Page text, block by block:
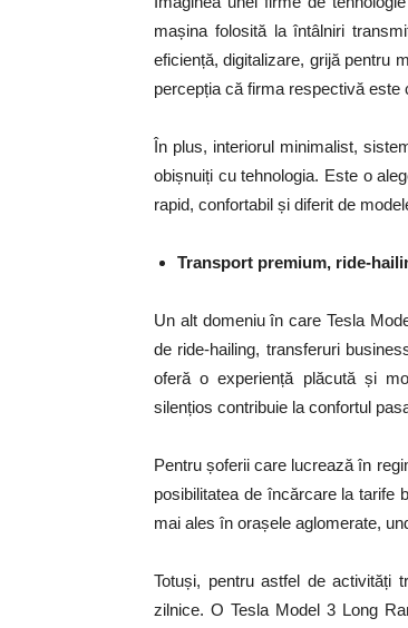
mașina folosită la întâlniri
eficiență, digitalizare, grijă pentru
percepția că firma respectivă este
În plus, interiorul minimalist,
obișnuiți cu tehnologia. Este o
rapid, confortabil și diferit de
Transport premium, ride-
Un alt domeniu în care Tesla
de ride-hailing, transferuri
oferă o experiență plăcută și
silențios contribuie la confortul
Pentru șoferii care lucrează în
posibilitatea de încărcare la tarife
mai ales în orașele aglomerate,
Totuși, pentru astfel de activități
zilnice. O Tesla Model 3 Long